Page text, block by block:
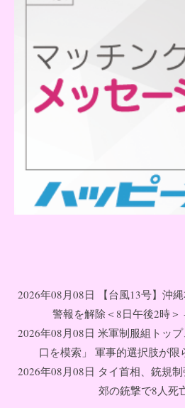
2026年08月08日 【台風13号】沖
警報を解除＜8日午後2時＞
2026年08月08日 米軍制服組トッ
口を模索」 軍事的選択肢が限
2026年08月08日 タイ首相、銃規
郊の銃撃で8人死